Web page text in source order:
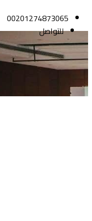
00201274873065
للتواصل